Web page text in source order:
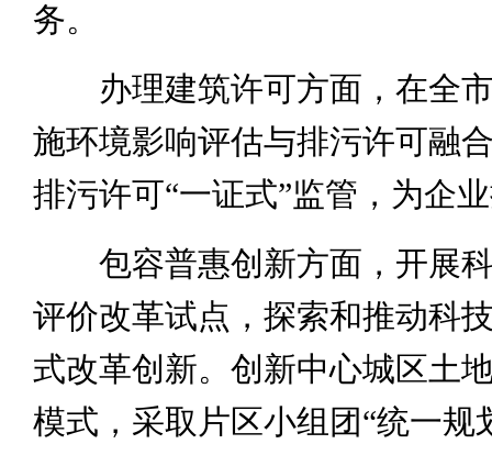
务。
办理建筑许可方面，在全市
施环境影响评估与排污许可融
排污许可“一证式”监管，为企
包容普惠创新方面，开展科
评价改革试点，探索和推动科
式改革创新。创新中心城区土
模式，采取片区小组团“统一规